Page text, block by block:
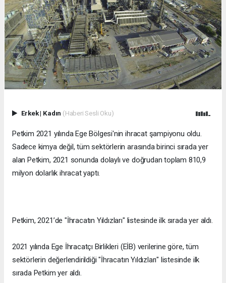
Erkek| Kadın (Haberi Sesli Oku)
Petkim 2021 yılında Ege Bölgesi'nin ihracat şampiyonu oldu.
Sadece kimya değil, tüm sektörlerin arasında birinci sırada yer
alan Petkim, 2021 sonunda dolaylı ve doğrudan toplam 810,9
milyon dolarlık ihracat yaptı.
Petkim, 2021’de "İhracatın Yıldızları" listesinde ilk sırada yer aldı.
2021 yılında Ege İhracatçı Birlikleri (EİB) verilerine göre, tüm
sektörlerin değerlendirildiği "İhracatın Yıldızları" listesinde ilk
sırada Petkim yer aldı.